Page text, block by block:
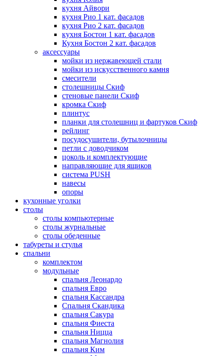
кухня Айвори
кухня Рио 1 кат. фасадов
кухня Рио 2 кат. фасадов
кухня Бостон 1 кат. фасадов
Кухня Бостон 2 кат. фасадов
аксессуары
мойки из нержавеющей стали
мойки из искусственного камня
смесители
столешницы Скиф
стеновые панели Скиф
кромка Скиф
плинтус
планки для столешниц и фартуков Скиф
рейлинг
посудосушители, бутылочницы
петли с доводчиком
цоколь и комплектующие
направляющие для ящиков
система PUSH
навесы
опоры
кухонные уголки
столы
столы компьютерные
столы журнальные
столы обеденные
табуреты и стулья
спальни
комплектом
модульные
спальня Леонардо
спальня Евро
спальня Кассандра
Спальня Скандика
спальня Сакура
спальня Фиеста
спальня Ницца
спальня Магнолия
спальня Ким